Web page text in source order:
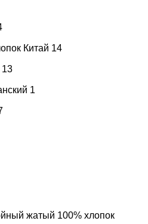
Китай 14
13
1
жатый 100% хлопок